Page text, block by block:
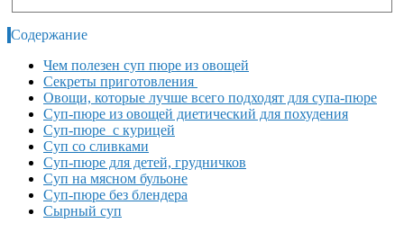
Содержание
Чем полезен суп пюре из овощей
Секреты приготовления
Овощи, которые лучше всего подходят для супа-пюре
Суп-пюре из овощей диетический для похудения
Суп-пюре с курицей
Суп со сливками
Суп-пюре для детей, грудничков
Суп на мясном бульоне
Суп-пюре без блендера
Сырный суп